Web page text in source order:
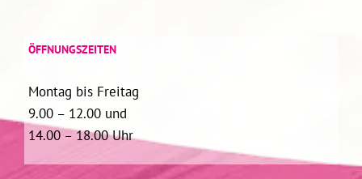
ÖFFNUNGSZEITEN
Montag bis Freitag
9.00 – 12.00 und
14.00 – 18.00 Uhr